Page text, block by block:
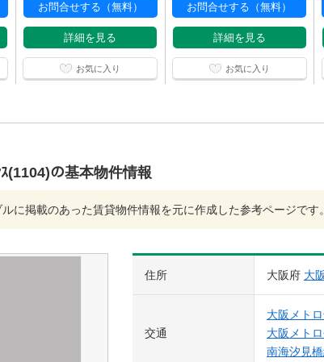
お問合せする（無料）
詳細を見る
お気に入り
お問合せする（無料）
詳細を見る
お気に入り
(1104)の基本物件情報
に掲載のあった賃貸物件情報を元に作成した参考ページです。
住所 大阪府 大
交通
大阪メト
大阪メト
南海汐見